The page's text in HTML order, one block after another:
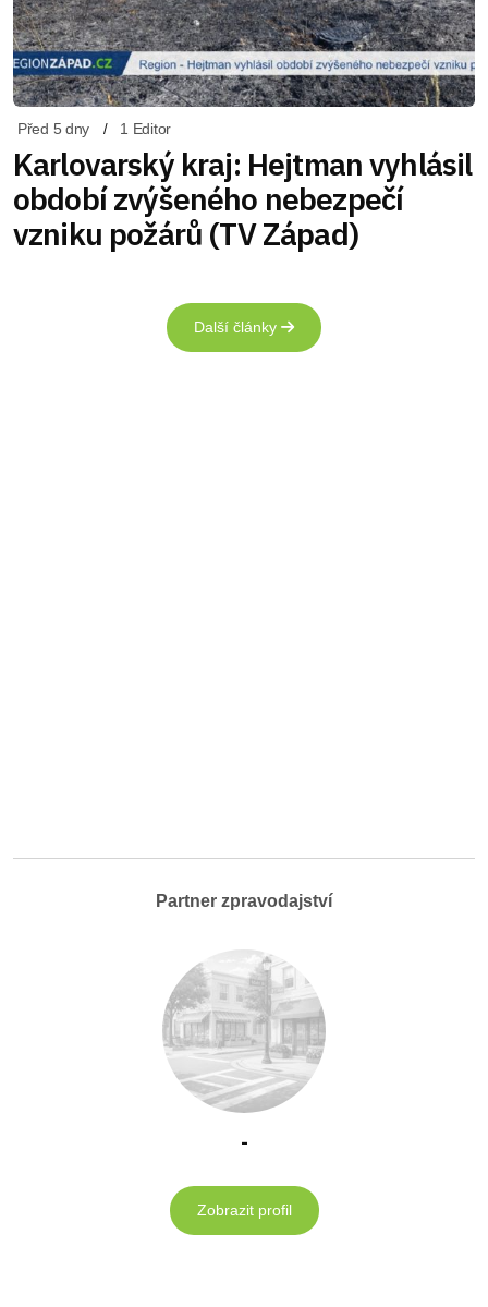
Před 5 dny 1 Editor
Karlovarský kraj: Hejtman vyhlásil
období zvýšeného nebezpečí
vzniku požárů (TV Západ)
Další články
Partner zpravodajství
-
Zobrazit profil